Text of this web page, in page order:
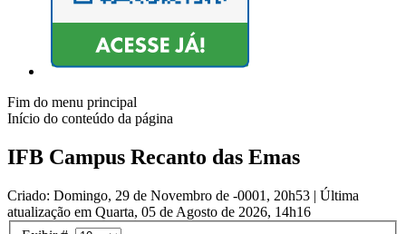
Fim do menu principal
Início do conteúdo da página
IFB Campus Recanto das Emas
Criado: Domingo, 29 de Novembro de -0001, 20h53 | Última
atualização em Quarta, 05 de Agosto de 2026, 14h16